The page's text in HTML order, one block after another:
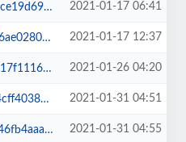
2021-01-17 06:41
2021-01-17 12:37
2021-01-26 04:20
2021-01-31 04:51
2021-01-31 04:55